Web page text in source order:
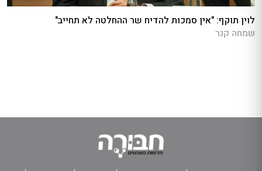
לוין תוקף: "אין סמכות להדיח שר ההחלטה לא תחייב"
שמחה קנר